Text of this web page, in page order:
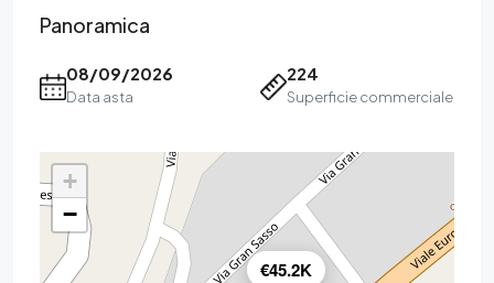
Panoramica
08/09/2026
Data asta
224
Superficie commerciale
€45.2K
+
−